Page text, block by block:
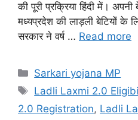
की पूरी प्रक्रिया हिंदी में। अपनी
मध्यप्रदेश की लाड़ली बेटियों के
सरकार ने वर्ष … Read more
Categories
Sarkari yojana MP
Tags
Ladli Laxmi 2.0
2.0 Registration, Ladli